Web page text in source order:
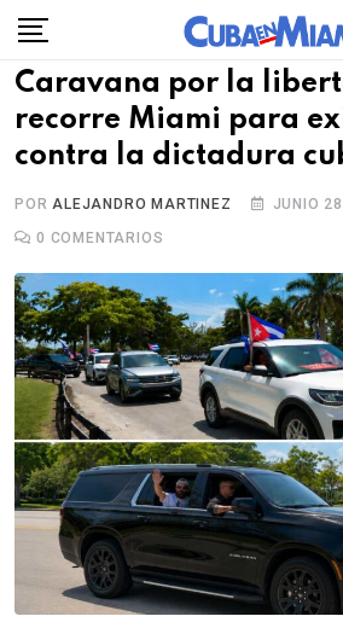
Skip
content
Caravana por la
recorre Miami para
contra la dictadura
PORALEJANDRO MARTINEZ
JUNIO
0 COMENTARIOS